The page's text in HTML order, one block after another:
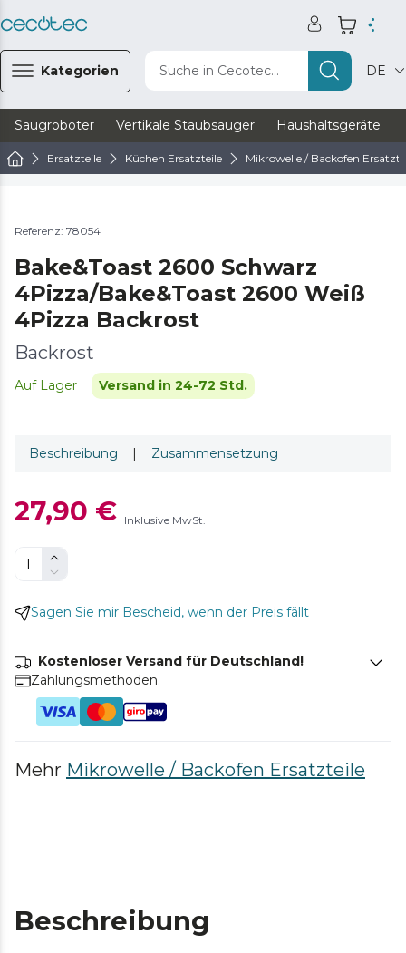
Kategorien Suche in Cecotec... DE
Saugroboter Vertikale Staubsauger Haushaltsgeräte
Ersatzteile Küchen Ersatzteile Mikrowelle / Backofen
Referenz: 78054
Bake&Toast 2600 Schwarz
4Pizza/Bake&Toast 2600 Weiß
4Pizza Backrost
Backrost
Auf Lager Versand in 24-72 Std.
Beschreibung | Zusammensetzung
27,90 € Inklusive MwSt.
Sagen Sie mir Bescheid, wenn der Preis fällt
Kostenloser Versand für Deutschland!
Zahlungsmethoden.
Mehr Mikrowelle / Backofen Ersatzteile
Beschreibung